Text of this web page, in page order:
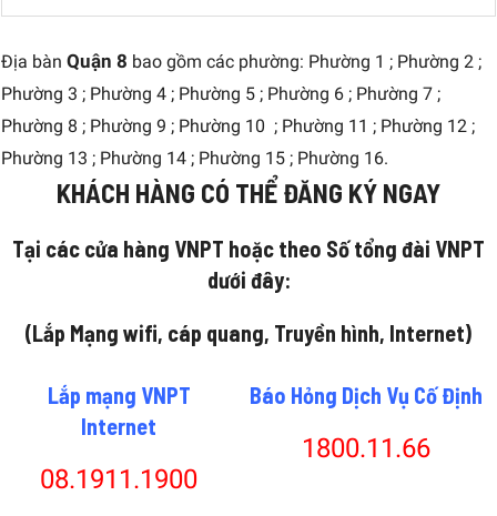
Địa bàn Quận 8 bao gồm các phường: Phường 1 ; Phường 2 ;
Phường 3 ; Phường 4 ; Phường 5 ; Phường 6 ; Phường 7 ;
Phường 8 ; Phường 9 ; Phường 10 ; Phường 11 ; Phường 12 ;
Phường 13 ; Phường 14 ; Phường 15 ; Phường 16.
KHÁCH HÀNG CÓ THỂ ĐĂNG KÝ NGAY
Tại các cửa hàng VNPT hoặc theo Số tổng đài VNPT
dưới đây:
(Lắp Mạng wifi, cáp quang, Truyền hình, Internet)
Lắp mạng VNPT
Internet
08.1911.1900
Báo Hỏng Dịch Vụ Cố Định
1800.11.66